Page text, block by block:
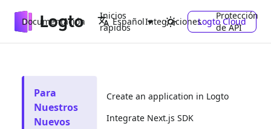
Documentación
Inicios
rápidos
Integraciones
Protección
de API
Español Logto Cloud
Para
Nuestros
Nuevos
Create an application in Logto
Integrate Next.js SDK